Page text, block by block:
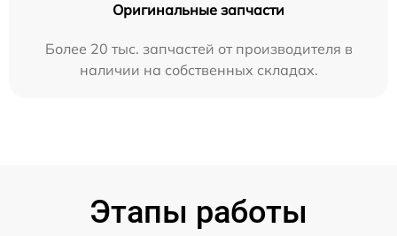
Оригинальные запчасти
Более 20 тыс. запчастей от производителя в
наличии на собственных складах.
Этапы работы